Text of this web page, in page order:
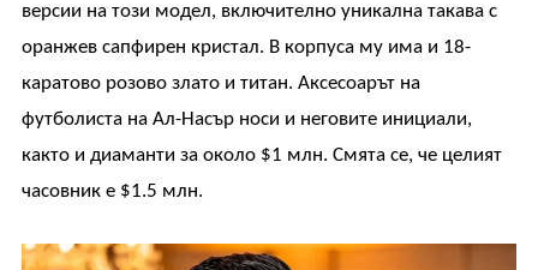
версии на този модел, включително уникална такава с
оранжев сапфирен кристал. В корпуса му има и 18-
каратово розово злато и титан. Аксесоарът на
футболиста на Ал-Насър носи и неговите инициали,
както и диаманти за около $1 млн. Смята се, че целият
часовник е $1.5 млн.